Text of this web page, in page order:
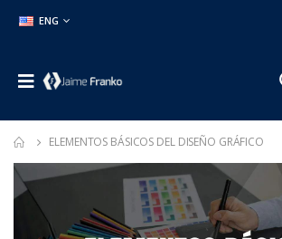
ENG
ELEMENTOS BÁSICOS DEL DISEÑO GRÁFICO